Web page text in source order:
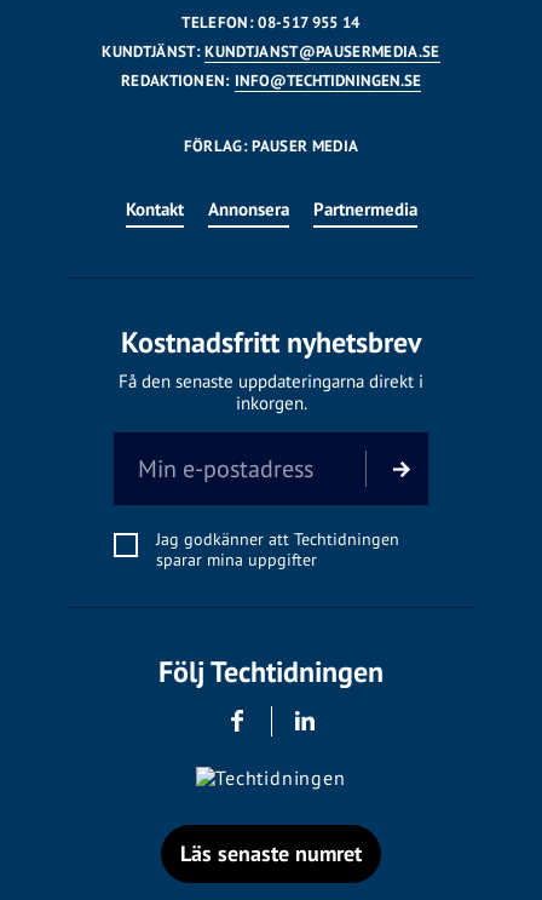
TELEFON: 08-517 955 14
KUNDTJÄNST:KUNDTJANST@PAUSERMEDIA.SE
REDAKTIONEN: INFO@TECHTIDNINGEN.SE
FÖRLAG: PAUSER MEDIA
Kontakt Annonsera Partnermedia
Kostnadsfritt nyhetsbrev
Få den senaste uppdateringarna direkt i
inkorgen.
Jag godkänner att Techtidningen
sparar mina uppgifter
Följ Techtidningen
Läs senaste numret